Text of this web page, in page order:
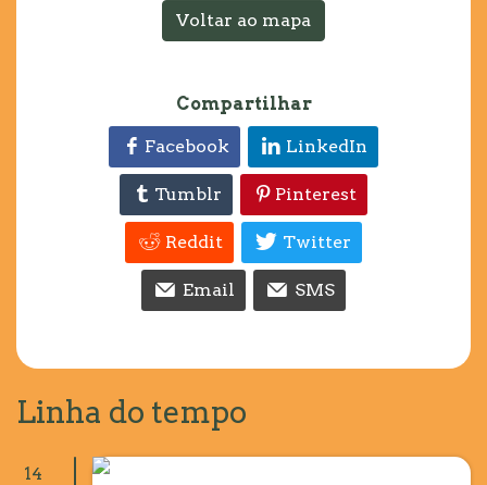
Voltar ao mapa
Compartilhar
Facebook LinkedIn
Tumblr Pinterest
Reddit Twitter
Email SMS
Linha do tempo
14